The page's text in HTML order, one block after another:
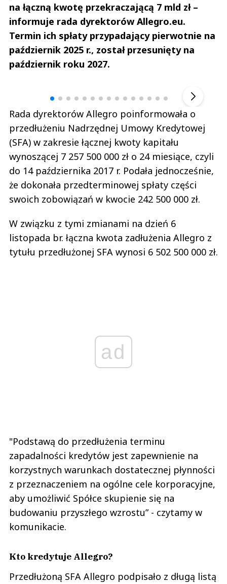
na łączną kwotę przekraczającą 7 mld zł –
informuje rada dyrektorów Allegro.eu.
Termin ich spłaty przypadający pierwotnie na
październik 2025 r., został przesunięty na
październik roku 2027.
Rada dyrektorów Allegro poinformowała o
przedłużeniu Nadrzędnej Umowy Kredytowej
(SFA) w zakresie łącznej kwoty kapitału
wynoszącej 7 257 500 000 zł o 24 miesiące, czyli
do 14 października 2017 r. Podała jednocześnie,
że dokonała przedterminowej spłaty części
swoich zobowiązań w kwocie 242 500 000 zł.
W związku z tymi zmianami na dzień 6
listopada br. łączna kwota zadłużenia Allegro z
tytułu przedłużonej SFA wynosi 6 502 500 000 zł.
ad
"Podstawą do przedłużenia terminu
zapadalności kredytów jest zapewnienie na
korzystnych warunkach dostatecznej płynności
z przeznaczeniem na ogólne cele korporacyjne,
aby umożliwić Spółce skupienie się na
budowaniu przyszłego wzrostu” - czytamy w
komunikacie.
Kto kredytuje Allegro?
Przedłużoną SFA Allegro podpisało z długą listą